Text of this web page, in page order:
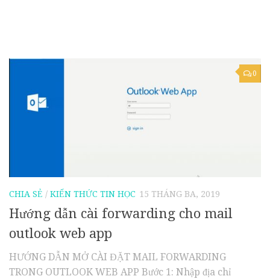
0
CHIA SẺ / KIẾN THỨC TIN HỌC 15 THÁNG BA, 2019
Hướng dẫn cài forwarding cho mail
outlook web app
HƯỚNG DẪN MỞ CÀI ĐẶT MAIL FORWARDING
TRONG OUTLOOK WEB APP Bước 1: Nhập địa chỉ